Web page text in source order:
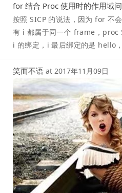
for 结合 Proc 使用时的作用域
按照 SICP 的说法，因为 for 不
有 i 都属于同一个 frame，proc
i 的绑定，i 最后绑定的是 hello
笑而不语 at 2017年11月09日